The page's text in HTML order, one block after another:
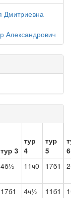
Дмитриевна
Александрович
тур 3
тур
4
тур
5
6
4б½ 11ч0 17б1
17б1 4ч½ 11б1